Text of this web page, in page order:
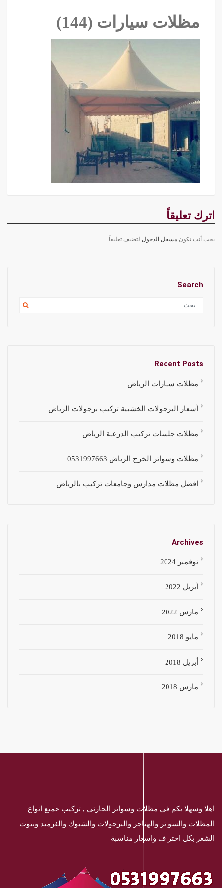
مظلات سيارات (144)
اترك تعليقاً
يجب أنت تكون مسجل الدخول لتضيف تعليقاً.
Search
Recent Posts
مظلات سيارات الرياض
أسعار البرجولات الخشبية تركيب برجولات الرياض
مظلات جلسات تركيب الدرعية الرياض
مظلات وسواتر الخرج الرياض 0531997663
افضل مظلات مدارس وجامعات تركيب بالرياض
Archives
نوفمبر 2024
أبريل 2022
مارس 2022
مايو 2018
أبريل 2018
مارس 2018
اهلا وسهلا بكم في مظلات وسواتر الحارثي , تركيب جميع انواع
المظلات والسواتر والهناجر والبرجولات والشبوك والقرميد وبيوت
الشعر بكل احتراف واسعار مناسبة